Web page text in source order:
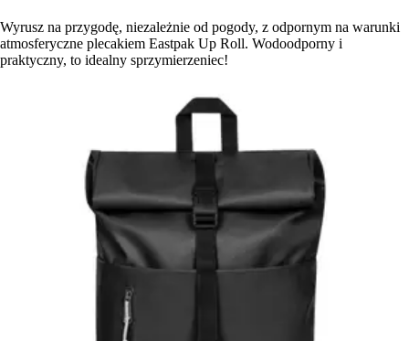
Wyrusz na przygodę, niezależnie od pogody, z odpornym na warunki
atmosferyczne plecakiem Eastpak Up Roll. Wodoodporny i
praktyczny, to idealny sprzymierzeniec!